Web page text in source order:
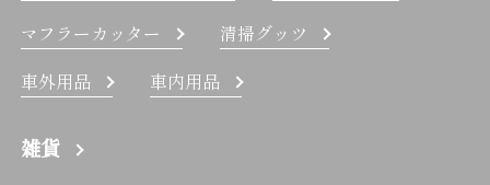
マフラーカッター
清掃グッツ
車外用品
車内用品
雑貨